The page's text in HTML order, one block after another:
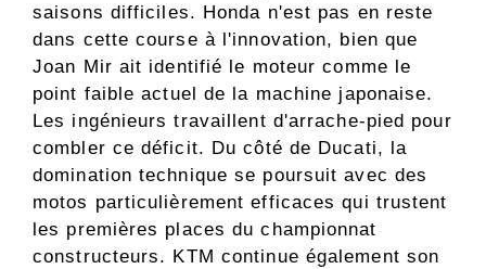
saisons difficiles. Honda n'est pas en reste
dans cette course à l'innovation, bien que
Joan Mir ait identifié le moteur comme le
point faible actuel de la machine japonaise.
Les ingénieurs travaillent d'arrache-pied pour
combler ce déficit. Du côté de Ducati, la
domination technique se poursuit avec des
motos particulièrement efficaces qui trustent
les premières places du championnat
constructeurs. KTM continue également son